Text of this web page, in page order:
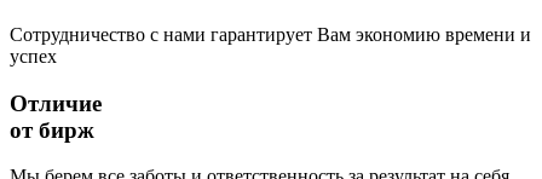
Сотрудничество с нами гарантирует Вам экономию времени и
успех
Отличие
от бирж